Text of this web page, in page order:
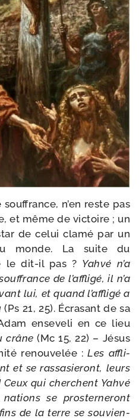
n’en reste pas
et même de vic­toire ; un
de celui cla­mé par un
monde. La suite du
le dit-​il pas ? Yahvé n’a
de l’affligé, il n’a
lui, et quand l’affligé a
(Ps 21, 25). Écrasant de sa
ense­ve­li en ce lieu
crâne (Mc 15, 22) – Jésus
renou­ve­lée :Les affli­
et se ras­sa­sie­ront, leurs
qui cherchent Yahvé
se pros­ter­ne­ront
de la terre se sou­vien­